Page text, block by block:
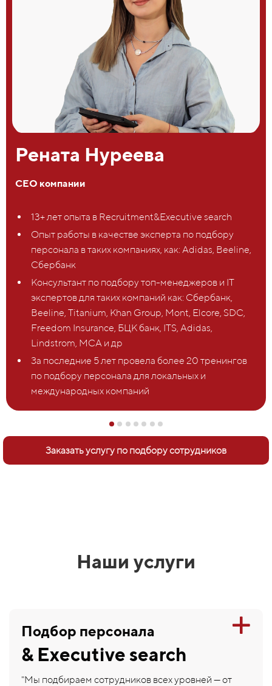
Рената Нуреева
СЕО компании
13+ лет опыта в Recruitment&Executive search
Опыт работы в качестве эксперта по подбору
персонала в таких компаниях, как: Adidas, Beeline,
Сбербанк
Консультант по подбору топ-менеджеров и IT
экспертов для таких компаний как: Сбербанк,
Beeline, Titanium, Khan Group, Mont, Elcore, SDC,
Freedom Insurance, БЦК банк, ITS, Adidas,
Lindstrom, MCA и др
За последние 5 лет провела более 20 тренингов
по подбору персонала для локальных и
международных компаний
Заказать услугу по подбору сотрудников
Наши услуги
Подбор персонала
& Executive search
"Мы подбираем сотрудников всех уровней — от